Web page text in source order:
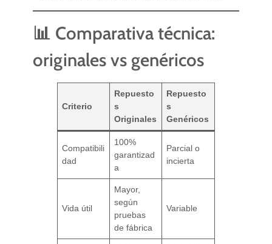
📊 Comparativa técnica:
originales vs genéricos
Criterio
Repuesto
s
Originales
Repuesto
s
Genéricos
Compatibili
dad
100%
garantizad
a
Parcial o
incierta
Vida útil
Mayor,
según
pruebas
de fábrica
Variable